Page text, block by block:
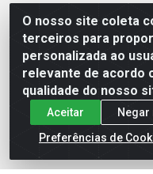
O nosso site coleta
terceiros para
personalizada ao
relevante de acordo
qualidade do nosso
Aceitar
Negar
Preferências de
Loja
Tel.:
Av Vautier,